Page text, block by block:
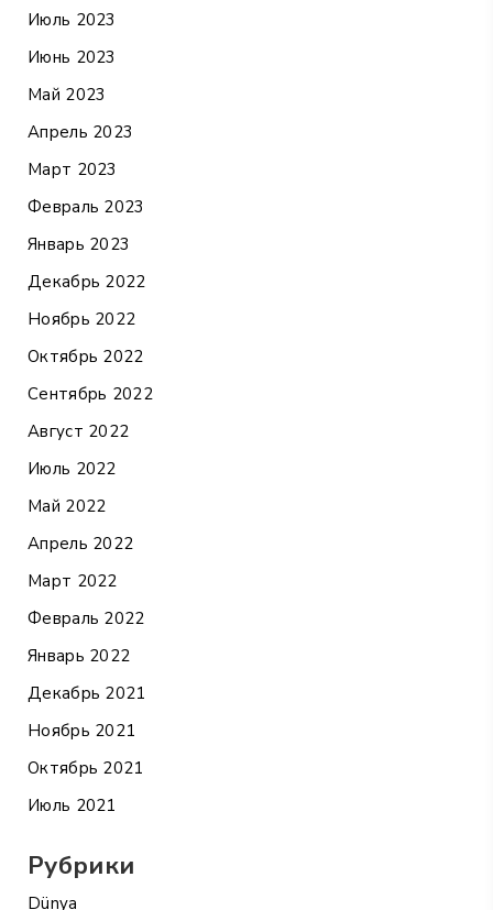
Июль 2023
Июнь 2023
Май 2023
Апрель 2023
Март 2023
Февраль 2023
Январь 2023
Декабрь 2022
Ноябрь 2022
Октябрь 2022
Сентябрь 2022
Август 2022
Июль 2022
Май 2022
Апрель 2022
Март 2022
Февраль 2022
Январь 2022
Декабрь 2021
Ноябрь 2021
Октябрь 2021
Июль 2021
Рубрики
Dünya